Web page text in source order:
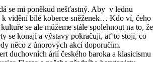
se mi poněkud nešťastný. Aby v lednu
vidění bílé koberce sněženek… Kdo ví, čeho
se ale můžeme stále spolehnout na to, že
se konají a výstavy pokračují, ať to stojí, co
něco z únorových akcí doporučím.
duchovních árií českého baroka a klasicismu